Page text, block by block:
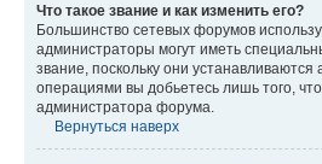
Что такое звание и как изменить его?
Большинство сетевых форумов
администраторы могут иметь
звание, поскольку они
операциями вы добьетесь лишь того,
администратора форума.
Вернуться наверх